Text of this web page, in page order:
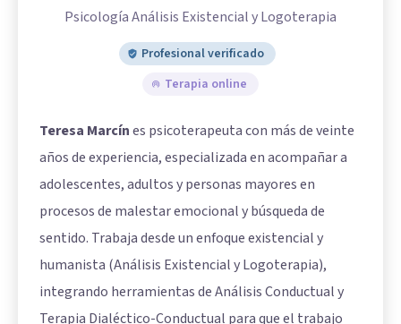
Psicología Análisis Existencial y Logoterapia
Profesional verificado
Terapia online
Teresa Marcínes psicoterapeuta con más de veinte
años de experiencia, especializada en acompañar a
adolescentes, adultos y personas mayores en
procesos de malestar emocional y búsqueda de
sentido. Trabaja desde un enfoque existencial y
humanista (Análisis Existencial y Logoterapia),
integrando herramientas de Análisis Conductual y
Terapia Dialéctico-Conductual para que el trabajo